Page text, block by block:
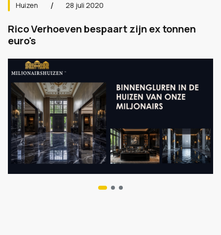
Huizen 28 juli 2020
Rico Verhoeven bespaart zijn ex tonnen
euro's